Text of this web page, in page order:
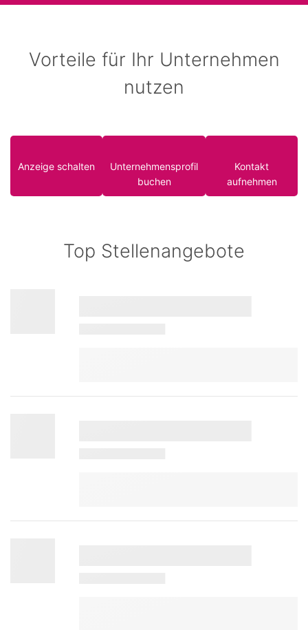
Vorteile für Ihr Unternehmen
nutzen
Anzeige schalten
Unternehmensprofil
buchen
Kontakt
aufnehmen
Top Stellenangebote